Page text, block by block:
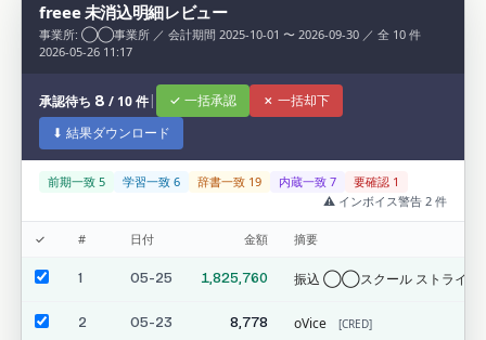
freee 未消込明細レビュー
事業所: ◯◯事業所 ／ 会計期間 2025-10-01 〜 2026-09-30 ／ 全 10 件
2026-05-26 11:17
承認待ち 8 / 10 件| ✓ 一括承認
✗ 一括却下
⬇ 結果ダウンロード
前期一致 5 学習一致 6 辞書一致 19 内蔵一致 7
要確認 1
⚠️ インボイス警告 2 件
✓ # 日付 金額 摘要
1 05-25 1,825,760 振込 ◯◯スクール ストライプ
2 05-23 8,778 oVice [CRED]